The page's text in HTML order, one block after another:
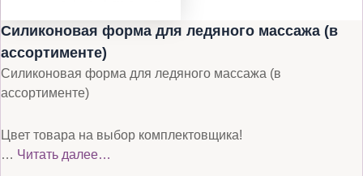
Силиконовая форма для ледяного массажа (в
ассортименте)
Силиконовая форма для ледяного массажа (в
ассортименте)
Цвет товара на выбор комплектовщика!
… Читать далее…